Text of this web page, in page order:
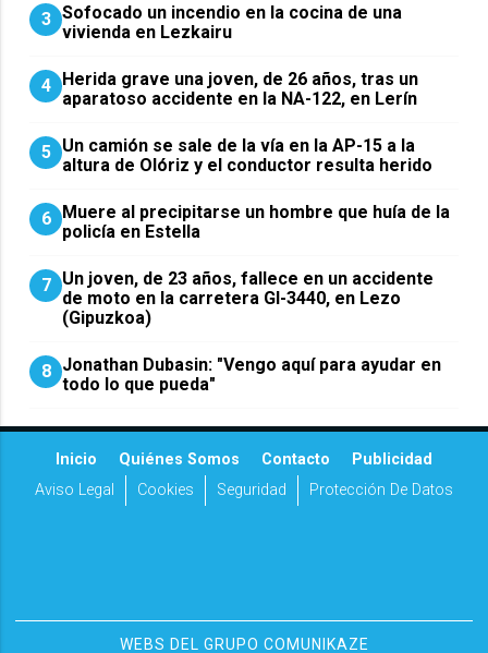
3 Sofocado un incendio en la cocina de una
vivienda en Lezkairu
4 Herida grave una joven, de 26 años, tras un
aparatoso accidente en la NA-122, en Lerín
5 Un camión se sale de la vía en la AP-15 a la
altura de Olóriz y el conductor resulta herido
6 Muere al precipitarse un hombre que huía de la
policía en Estella
7 Un joven, de 23 años, fallece en un accidente
de moto en la carretera GI-3440, en Lezo
(Gipuzkoa)
8 Jonathan Dubasin: "Vengo aquí para ayudar en
todo lo que pueda"
Inicio Quiénes Somos Contacto
Publicidad
Aviso Legal
Cookies Seguridad Protección De Datos
WEBS DEL GRUPO COMUNIKAZE